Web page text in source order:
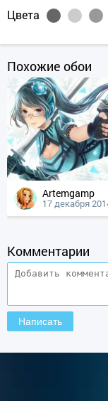
Цвета
Похожие обои
Artemgamp
17 декабря
Комментарии